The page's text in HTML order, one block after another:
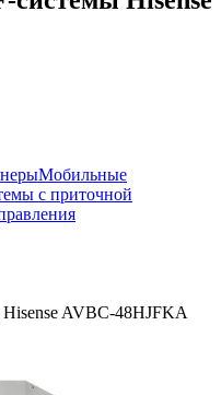
Мобильные
с приточной
AVBC-48HJFKA